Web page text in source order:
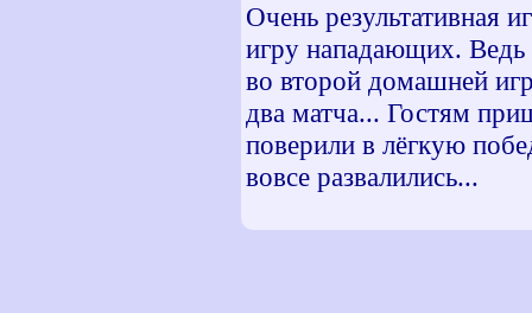
Очень результативная
игру нападающих. Ведь
во второй домашней
два матча... Гостям
поверили в лёгкую
вовсе развалились...